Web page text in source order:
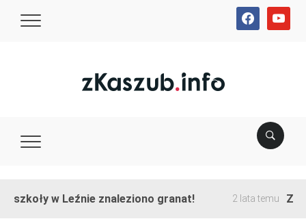
facebookyoutube
szkoły w Leźnie znaleziono granat! 2 lata temu